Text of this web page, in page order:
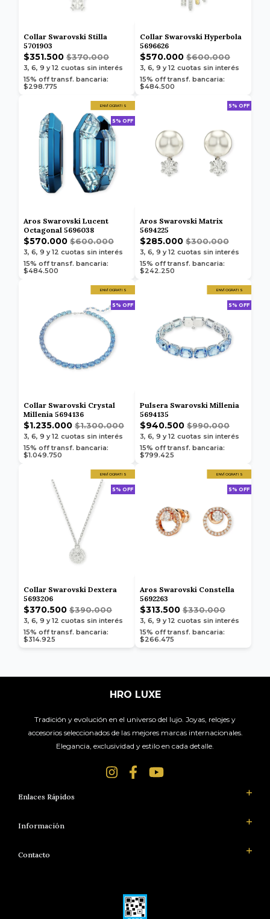
Collar Swarovski Stilla
5701903
$351.500 $370.000
3, 6, 9 y 12 cuotas sin interés
15% off transf. bancaria:
$298.775
Collar Swarovski Hyperbola
5696626
$570.000 $600.000
3, 6, 9 y 12 cuotas sin interés
15% off transf. bancaria:
$484.500
ENVÍO GRATIS
5% OFF
Aros Swarovski Lucent
Octagonal 5696038
$570.000 $600.000
3, 6, 9 y 12 cuotas sin interés
15% off transf. bancaria:
$484.500
5% OFF
Aros Swarovski Matrix
5694225
$285.000 $300.000
3, 6, 9 y 12 cuotas sin interés
15% off transf. bancaria:
$242.250
ENVÍO GRATIS
5% OFF
Collar Swarovski Crystal
Millenia 5694136
$1.235.000 $1.300.000
3, 6, 9 y 12 cuotas sin interés
15% off transf. bancaria:
$1.049.750
ENVÍO GRATIS
5% OFF
Pulsera Swarovski Millenia
5694135
$940.500 $990.000
3, 6, 9 y 12 cuotas sin interés
15% off transf. bancaria:
$799.425
ENVÍO GRATIS
5% OFF
Collar Swarovski Dextera
5693206
$370.500 $390.000
3, 6, 9 y 12 cuotas sin interés
15% off transf. bancaria:
$314.925
ENVÍO GRATIS
5% OFF
Aros Swarovski Constella
5692263
$313.500 $330.000
3, 6, 9 y 12 cuotas sin interés
15% off transf. bancaria:
$266.475
HRO LUXE
Tradición y evolución en el universo del lujo. Joyas, relojes y
accesorios seleccionados de las mejores marcas internacionales.
Elegancia, exclusividad y estilo en cada detalle.
Enlaces Rápidos
Información
Contacto